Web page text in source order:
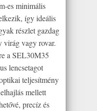
es minimális
így ideális
részlet gazdag
virág vagy rovar.
a SEL30M35
lencsetagot
teljesítmény
mellett
precíz és